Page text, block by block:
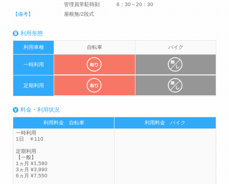
管理員常駐時刻 6：30～20：30
【備考】
屋根無/2段式
利用形態
利用車種 自転車 バイク
一時利用
定期利用
料金・利用状況
利用料金 自転車
利用料金 バイク
一時利用
1日 ￥110
定期利用
【一般】
1ヵ月 ¥1,580
3ヵ月 ¥3,990
6ヵ月 ¥7,550